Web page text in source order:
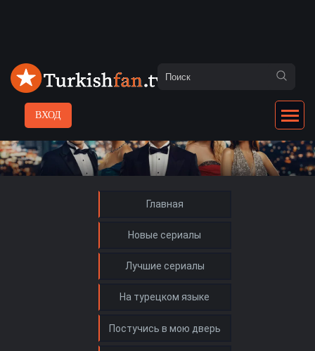
ВХОД
Главная
Новые сериалы
Лучшие сериалы
На турецком языке